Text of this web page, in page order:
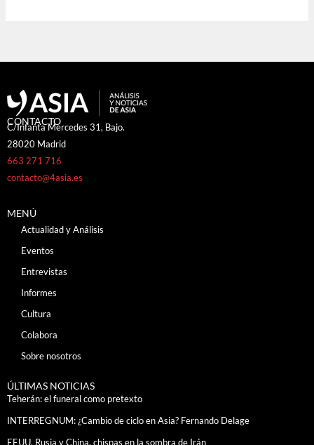
CONTACTO
C/Infanta Mercedes 31, Bajo.
28020 Madrid
663 271 716
contacto@4asia.es
MENÚ
Actualidad y Análisis
Eventos
Entrevistas
Informes
Cultura
Colabora
Sobre nosotros
ÚLTIMAS NOTICIAS
Teherán: el funeral como pretexto
INTERREGNUM: ¿Cambio de ciclo en Asia? Fernando Delage
EEUU, Rusia y China, chispas en la sombra de Irán